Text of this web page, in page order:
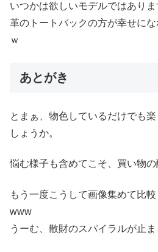
いつかは欲しいモデルではあり
革のトートバックの方が幸せに
ｗ
あとがき
とまぁ、物色しているだけでも
しょうか。
悩む様子も含めてこそ、買い物の
もう一度こうして画像集めて比
www
うーむ、散財のスパイラルが止